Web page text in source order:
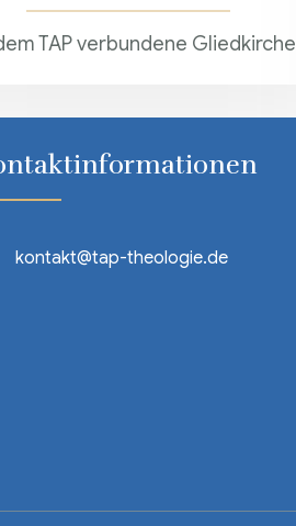
TAP verbundene Gliedkirche
kontakt@tap-theologie.de